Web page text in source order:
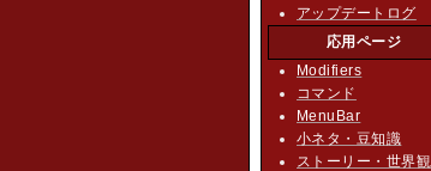
アップデートログ
応用ページ
Modifiers
コマンド
MenuBar
小ネタ・豆知識
ストーリー・世界観